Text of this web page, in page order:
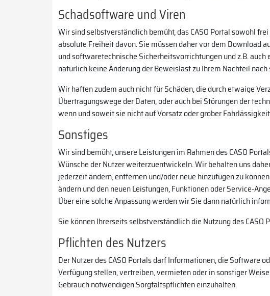
Schadsoftware und Viren
Wir sind selbstverständlich bemüht, das CASO Portal sowohl
absolute Freiheit davon. Sie müssen daher vor dem Download
und softwaretechnische Sicherheitsvorrichtungen und z.B.
natürlich keine Änderung der Beweislast zu Ihrem Nachteil nach
Wir haften zudem auch nicht für Schäden, die durch etwaige
Übertragungswege der Daten, oder auch bei Störungen der
wenn und soweit sie nicht auf Vorsatz oder grober
Sonstiges
Wir sind bemüht, unsere Leistungen im Rahmen des CASO
Wünsche der Nutzer weiterzuentwickeln. Wir behalten uns
jederzeit ändern, entfernen und/oder neue hinzufügen zu
ändern und den neuen Leistungen, Funktionen oder Service-
Über eine solche Anpassung werden wir Sie dann natürlich
Sie können Ihrerseits selbstverständlich die Nutzung des CASO
Pflichten des Nutzers
Der Nutzer des CASO Portals darf Informationen, die
Verfügung stellen, vertreiben, vermieten oder in sonstiger
Gebrauch notwendigen Sorgfaltspflichten einzuhalten.